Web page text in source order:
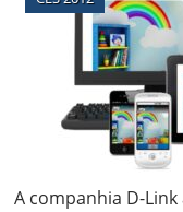
A companhia D-Link